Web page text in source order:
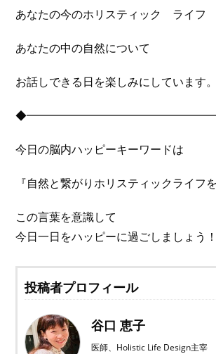
あなたの今のホリスティック ライフ
あなたの中の自然について
お話しできる日を楽しみにしています。
今日の脳内ハッピーキーワードは
『自然と繋がりホリスティックライフ
この言葉を意識して
今日一日をハッピーに過ごしましょう！
投稿者プロフィール
谷口 恵子
医師、Holistic Life Design主宰